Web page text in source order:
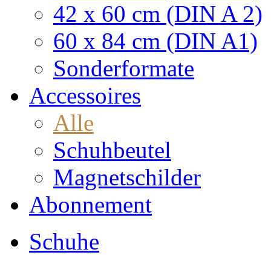
42 x 60 cm (DIN A 2)
60 x 84 cm (DIN A1)
Sonderformate
Accessoires
Alle
Schuhbeutel
Magnetschilder
Abonnement
Schuhe